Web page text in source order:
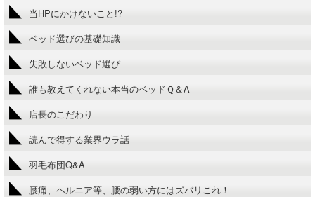
当HPにかけないこと!?
ベッド選びの基礎知識
失敗しないベッド選び
誰も教えてくれない本当のベッドＱ＆A
店長のこだわり
読んで得する業界ウラ話
羽毛布団Q&A
腰痛、ヘルニア等、腰の弱い方にはズバリこれ！